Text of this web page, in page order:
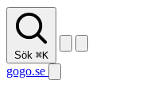
Sök ⌘K
gogo.se